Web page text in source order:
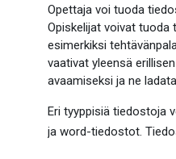
Opettaja voi tuoda
Opiskelijat voivat tuoda
esimerkiksi
vaativat yleensä
avaamiseksi ja ne
Eri tyyppisiä tiedostoja
ja word-tiedostot.